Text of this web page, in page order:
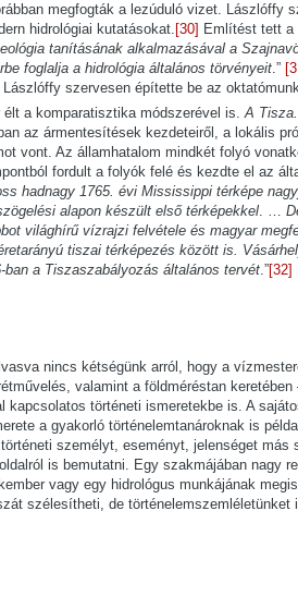
megfogták a lezúduló vizet. Lászlóffy
hidrológiai kutatásokat. [30] Említést tett a
tanításának alkalmazásával a
foglalja a hidrológia általános törvényeit.”
szervesen építette be az
élt a komparatisztika módszerével is.A
az ármentesítések kezdeteiről, a lokális
vont. Az államhatalom mindkét folyó
fordult a folyók felé és kezdte el az
hadnagy 1765. évi Mississippi térképe
alapon készült első térképekkel. …
világhírű vízrajzi felvétele és magyar
tiszai térképezés között is.
a Tiszaszabályozás általános tervét.”[32]
nincs kétségünk arról, hogy a
valamint a földméréstan
kapcsolatos történeti ismeretekbe is. A
a gyakorló történelemtanároknak is
személyt, eseményt, jelenséget más
is bemutatni. Egy szakmájában nagy
vagy egy hidrológus munkájának
szélesítheti, de történelemszemléletünket